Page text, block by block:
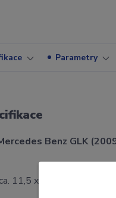
Parametry
Benz GLK
11,5 x 4,5 cm.